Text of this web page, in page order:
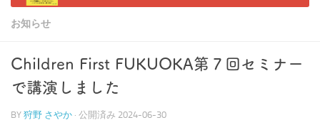
お知らせ
Children First FUKUOKA第７回セミナー
で講演しました
BY 狩野 さやか · 公開済み 2024-06-30